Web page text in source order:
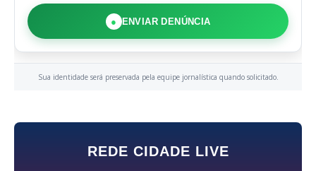
● ENVIAR DENÚNCIA
Sua identidade será preservada pela equipe jornalística quando solicitado.
REDE CIDADE LIVE